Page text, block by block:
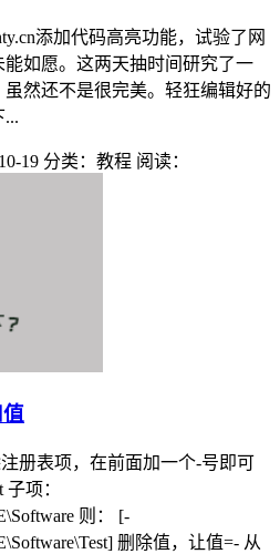
添加代码高亮功能，试验了网
如愿。这两天抽时间研究了一
然还不是很完美。轻狂编辑好的
...
19 分类：教程 阅读：
册表项，在前面加一个-号即可
项：
则： [-
删除值，让值=- 从